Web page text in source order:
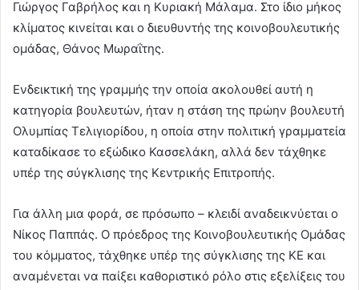
Γιώργος Γαβρήλος και η Κυριακή Μάλαμα. Στο ίδιο μήκος
κλίματος κινείται και ο διευθυντής της κοινοβουλευτικής
ομάδας, Θάνος Μωραΐτης.
Ενδεικτική της γραμμής την οποία ακολουθεί αυτή η
κατηγορία βουλευτών, ήταν η στάση της πρώην βουλευτή
Ολυμπίας Τελιγιορίδου, η οποία στην πολιτική γραμματεία
καταδίκασε το εξώδικο Κασσελάκη, αλλά δεν τάχθηκε
υπέρ της σύγκλισης της Κεντρικής Επιτροπής.
Για άλλη μια φορά, σε πρόσωπο – κλειδί αναδεικνύεται ο
Νίκος Παππάς. Ο πρόεδρος της Κοινοβουλευτικής Ομάδας
του κόμματος, τάχθηκε υπέρ της σύγκλισης της ΚΕ και
αναμένεται να παίξει καθοριστικό ρόλο στις εξελίξεις του